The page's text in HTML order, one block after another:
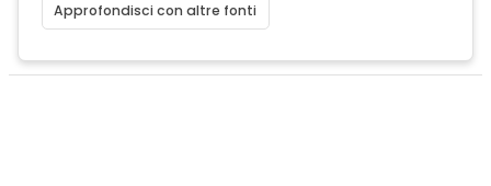
Approfondisci con altre fonti